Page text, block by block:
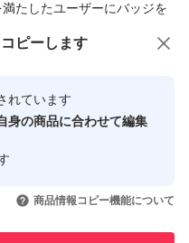
冷やすと一層美味しく、
ば新感覚の高級食感を楽
たしたユーザーにバッジを
安全なユーザーです
を完了させた実績があります
ピーします
れています
身の商品に合わせて編集
商品情報コピー機能について